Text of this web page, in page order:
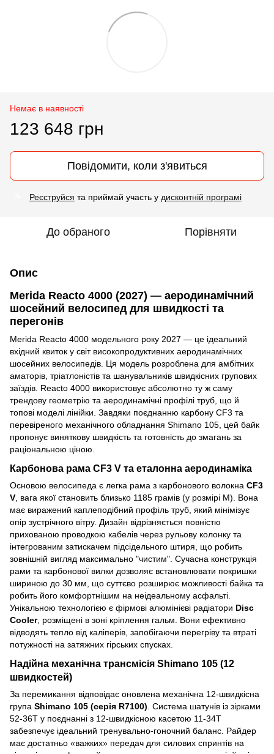
Немає в наявності
123 648 грн
Повідомити, коли з'явиться
Реєструйся та приймай участь у дисконтній програмі
До обраного Порівняти
Опис
Merida Reacto 4000 (2027) — аеродинамічний
шосейний велосипед для швидкості та
перегонів
Merida Reacto 4000 модельного року 2027 — це ідеальний
вхідний квиток у світ високопродуктивних аеродинамічних
шосейних велосипедів. Ця модель розроблена для амбітних
аматорів, тріатлоністів та шанувальників швидкісних групових
заїздів. Reacto 4000 використовує абсолютно ту ж саму
трендову геометрію та аеродинамічні профілі труб, що й
топові моделі лінійки. Завдяки поєднанню карбону CF3 та
перевіреного механічного обладнання Shimano 105, цей байк
пропонує виняткову швидкість та готовність до змагань за
раціональною ціною.
Карбонова рама CF3 V та еталонна аеродинаміка
Основою велосипеда є легка рама з карбонового волокна CF3
V , вага якої становить близько 1185 грамів (у розмірі M). Вона
має виражений каплеподібний профіль труб, який мінімізує
опір зустрічного вітру. Дизайн відрізняється повністю
прихованою проводкою кабелів через рульову колонку та
інтегрованим затискачем підсідельного штиря, що робить
зовнішній вигляд максимально "чистим". Сучасна конструкція
рами та карбонової вилки дозволяє встановлювати покришки
шириною до 30 мм, що суттєво розширює можливості байка та
робить його комфортнішим на неідеальному асфальті.
Унікальною технологією є фірмові алюмінієві радіатори Disc
Cooler, розміщені в зоні кріплення гальм. Вони ефективно
відводять тепло від каліперів, запобігаючи перегріву та втраті
потужності на затяжних гірських спусках.
Надійна механічна трансмісія Shimano 105 (12
швидкостей)
За перемикання відповідає оновлена механічна 12-швидкісна
група Shimano 105 (серія R7100) . Система шатунів із зірками
52-36T у поєднанні з 12-швидкісною касетою 11-34T
забезпечує ідеальний тренувально-гоночний баланс. Райдер
має достатньо «важких» передач для силових спринтів на